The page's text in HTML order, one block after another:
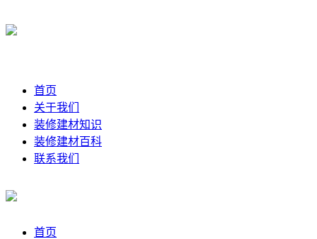
首页
关于我们
装修建材知识
装修建材百科
联系我们
首页